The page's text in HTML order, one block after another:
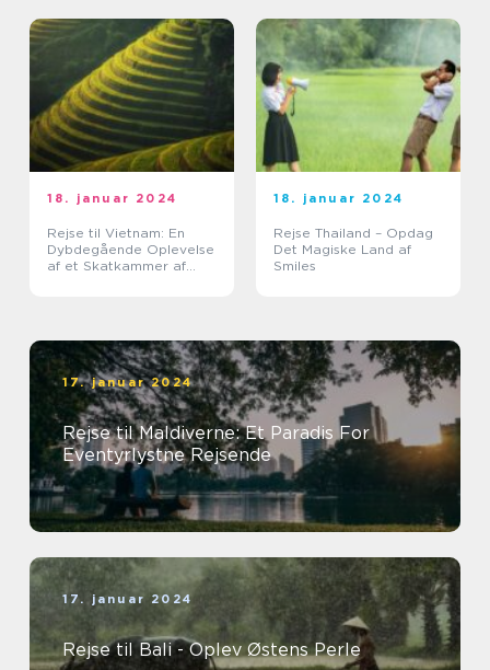
18. januar 2024
Rejse til Vietnam: En
Dybdegående Oplevelse
af et Skatkammer af
18. januar 2024
Rejse Thailand – Opdag
Det Magiske Land af
Smiles
17. januar 2024
Rejse til Maldiverne: Et Paradis For
Eventyrlystne Rejsende
17. januar 2024
Rejse til Bali - Oplev Østens Perle